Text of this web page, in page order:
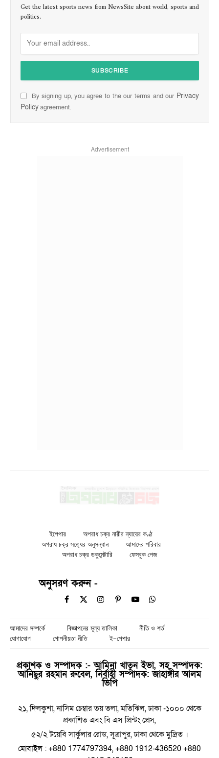
Get the latest sports news from NewsSite about world, sports and
politics.
By signing up, you agree to the our terms and our Privacy
Policyagreement.
Advertisement
ইপেপার
অপরাধ চক্র নারীর ন্যায়ের কণ্ঠ
অপরাধ চক্র সত্যের অনুসন্ধান
আমাদের পরিবার
অপরাধ চক্র ডকুমেন্টারি
ফেসবুক পেজ
অনুসরণ করুন -
Facebook
X
InstagramPinterestYouTubeWhatsApp
আমাদের সম্পর্কে বিজ্ঞাপনের মূল্য তালিকা
নীতি ও শর্ত
যোগাযোগ
গোপনীয়তা নীতি ই-পেপার
প্রকাশক ও সম্পাদক :- আমিনা খাতুন ইভা, সহ সম্পাদক:
আনিছুর রহমান রুবেল, নির্বাহী সম্পাদক: জাহাঙ্গীর আলম
ভিপি
২১, দিলকুশা, নাসিম চেম্বার তয় তলা, মতিঝিল, ঢাকা -১০০০ থেকে
প্রকাশিত এবং বি এস প্রিন্টং প্রেস,
৫২/২ টয়েবি সার্কুলার রোড, সূত্রাপুর, ঢাকা থেকে মুদ্রিত ।
মোবাইল : +880 1774797394, +880 1912-436520 +880